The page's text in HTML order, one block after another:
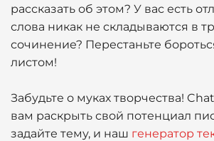
рассказать об этом? У вас есть
слова никак не складываются в
сочинение? Перестаньте
листом!
Забудьте о муках творчества!
вам раскрыть свой потенциал
задайте тему, и наш генератор